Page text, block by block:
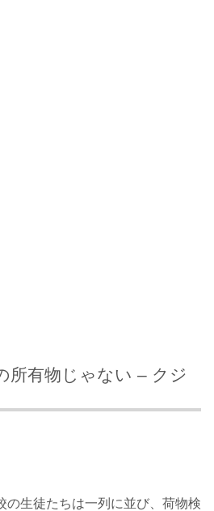
所有物じゃない – クジ
生徒たちは一列に並び、荷物検